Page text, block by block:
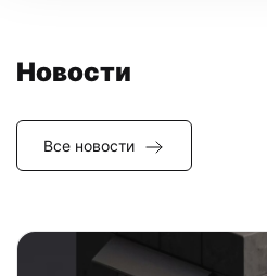
Новости
Все новости